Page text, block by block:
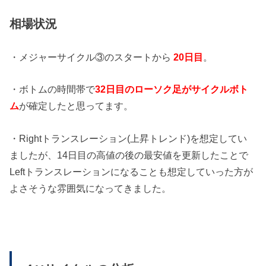
相場状況
・メジャーサイクル③のスタートから 20日目 。
・ボトムの時間帯で32日目のローソク足がサイクルボト
ムが確定したと思ってます。
・Rightトランスレーション(上昇トレンド)を想定してい
ましたが、14日目の高値の後の最安値を更新したことで
Leftトランスレーションになることも想定していった方が
よさそうな雰囲気になってきました。